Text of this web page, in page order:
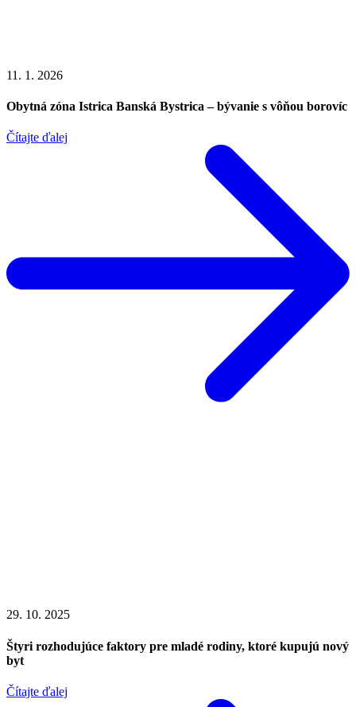
11. 1. 2026
Obytná zóna Istrica Banská Bystrica – bývanie s vôňou borovíc
Čítajte ďalej
29. 10. 2025
Štyri rozhodujúce faktory pre mladé rodiny, ktoré kupujú nový
byt
Čítajte ďalej